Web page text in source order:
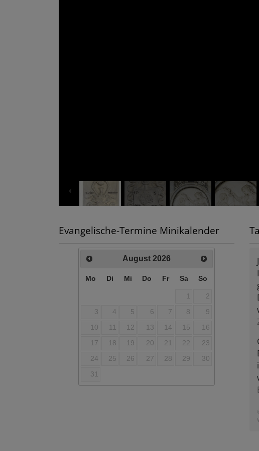
Evangelische-Termine Minikalender
August 2026
Mo Di Mi Do Fr Sa So
1
2
3
4 5 6 7 8
9
10
11 12 13 14 15
16
17
18 19 20 21 22
23
24
25 26 27 28 29
30
31